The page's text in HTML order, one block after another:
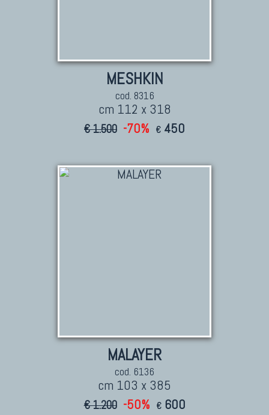
MESHKIN
cod. 8316
cm 112 x 318
€ 1.500 -70% € 450
MALAYER
cod. 6136
cm 103 x 385
€ 1.200 -50% € 600